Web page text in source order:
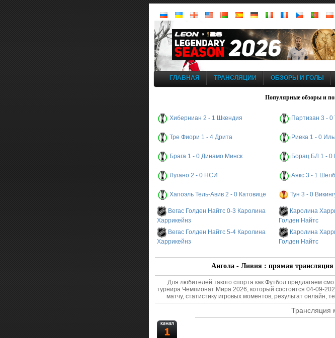
ГЛАВНАЯ ТРАНСЛЯЦИИ ОБЗОРЫ И ГОЛЫ
Популярные обзоры и
Хиберниан 2 - 1 Шкендия Партизан 3 - 0
Тре Фиори 1 - 4 Дрита Риека 1 - 0
Брага 1 - 0 Динамо Минск Борац БЛ 1 - 0
Лугано 2 - 0 НСИ Аякс 3 - 1
Хапоэль Тель-Авив 2 - 0 Катовице Тун 3 - 0
Вегас Голден Найтс 0-3 Каролина
Харрикейнз
Каролина
Голден Найтс
Вегас Голден Найтс 5-4 Каролина
Харрикейнз
Каролина
Голден Найтс
Ангола - Ливия : прямая трансляция
Для любителей такого спорта как Футбол предлагаем
турнира Чемпионат Мира 2026, который состоится 04-09-
матчу, статистику игровых моментов, результат онлайн,
Трансляция